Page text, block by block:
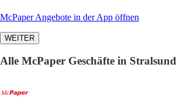
McPaper Angebote in der App öffnen
WEITER
Alle McPaper Geschäfte in Stralsund